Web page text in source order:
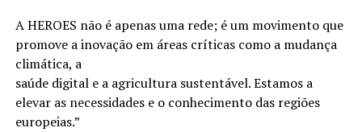
A HEROES não é apenas uma rede; é um movimento que
promove a inovação em áreas críticas como a mudança
climática, a
saúde digital e a agricultura sustentável. Estamos a
elevar as necessidades e o conhecimento das regiões
europeias.”